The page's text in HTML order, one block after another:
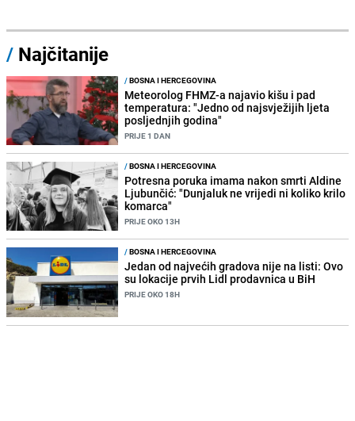
/ Najčitanije
/BOSNA I HERCEGOVINA
Meteorolog FHMZ-a najavio kišu i pad
temperatura: "Jedno od najsvježijih ljeta
posljednjih godina"
PRIJE 1 DAN
/BOSNA I HERCEGOVINA
Potresna poruka imama nakon smrti Aldine
Ljubunčić: "Dunjaluk ne vrijedi ni koliko krilo
komarca"
PRIJE OKO 13H
/BOSNA I HERCEGOVINA
Jedan od najvećih gradova nije na listi: Ovo
su lokacije prvih Lidl prodavnica u BiH
PRIJE OKO 18H